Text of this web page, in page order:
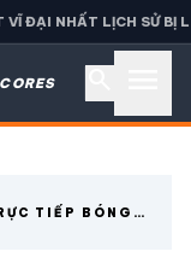
LỊCH SỬ BỊ LOẠI
TIẾP BÓNG